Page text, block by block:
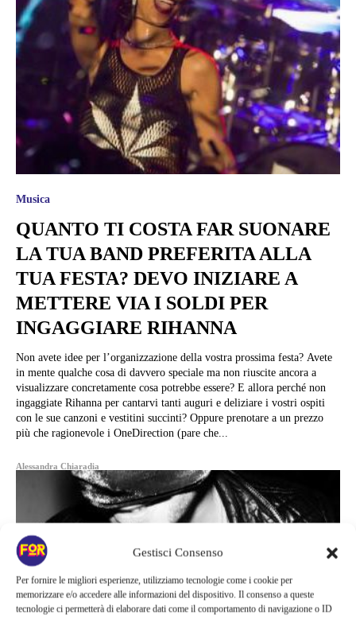
Gestisci Consenso
Per fornire le migliori esperienze, utilizziamo tecnologie come i cookie per
memorizzare e/o accedere alle informazioni del dispositivo. Il consenso a queste
tecnologie ci permetterà di elaborare dati come il comportamento di navigazione o ID
Musica
QUANTO TI COSTA FAR SUONARE
LA TUA BAND PREFERITA ALLA
TUA FESTA? DEVO INIZIARE A
METTERE VIA I SOLDI PER
INGAGGIARE RIHANNA
Non avete idee per l’organizzazione della vostra prossima festa? Avete
in mente qualche cosa di davvero speciale ma non riuscite ancora a
visualizzare concretamente cosa potrebbe essere? E allora perché non
ingaggiate Rihanna per cantarvi tanti auguri e deliziare i vostri ospiti
con le sue canzoni e vestitini succinti? Oppure prenotare a un prezzo
più che ragionevole i OneDirection (pare che...
Alessandra Chiaradia